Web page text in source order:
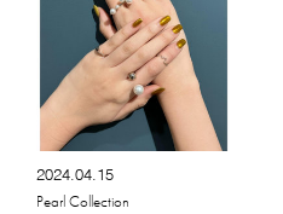
2024.04.15
Pearl Collection